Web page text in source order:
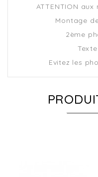
ATTENTION
Montage
2ème
Evitez les